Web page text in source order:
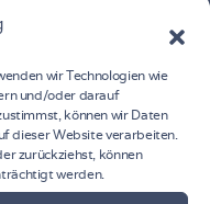
wir Technologien wie
und/oder darauf
können wir Daten
dieser Website verarbeiten.
zurückziehst, können
werden.